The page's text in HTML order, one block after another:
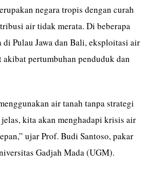
negara tropis dengan curah
air tidak merata. Di beberapa
di Pulau Jawa dan Bali, eksploitasi air
akibat pertumbuhan penduduk dan
air tanah tanpa strategi
kita akan menghadapi krisis air
ujar Prof. Budi Santoso, pakar
Gadjah Mada (UGM).